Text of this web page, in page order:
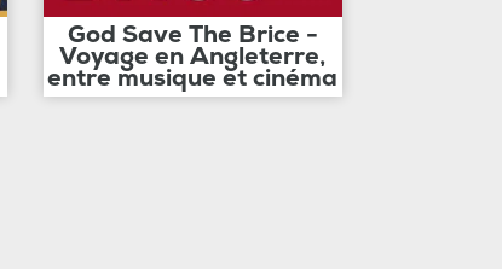
God Save The Brice -
Voyage en Angleterre,
entre musique et cinéma